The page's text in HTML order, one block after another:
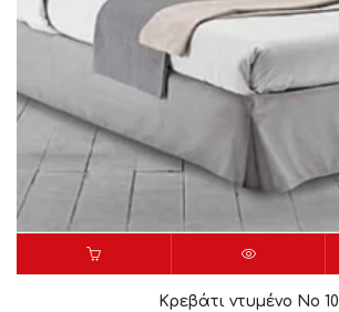
Κρεβάτι ντυμένο Νο 10